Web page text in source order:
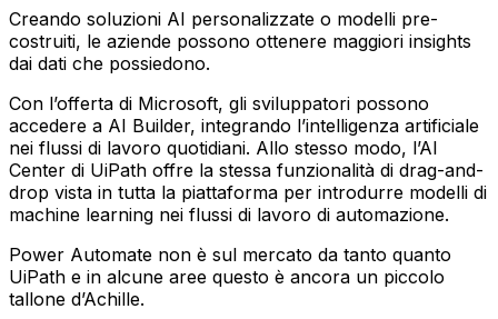
Creando soluzioni AI personalizzate o modelli pre-
costruiti, le aziende possono ottenere maggiori insights
dai dati che possiedono.
Con l’offerta di Microsoft, gli sviluppatori possono
accedere a AI Builder, integrando l’intelligenza artificiale
nei flussi di lavoro quotidiani. Allo stesso modo, l’AI
Center di UiPath offre la stessa funzionalità di drag-and-
drop vista in tutta la piattaforma per introdurre modelli di
machine learning nei flussi di lavoro di automazione.
Power Automate non è sul mercato da tanto quanto
UiPath e in alcune aree questo è ancora un piccolo
tallone d’Achille.